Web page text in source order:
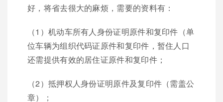
好，将省去很大的麻烦，需要的资料有：
（1）机动车所有人身份证明原件和复印件（单
位车辆为组织代码证原件和复印件，暂住人口
还需提供有效的居住证原件和复印件；
（2）抵押权人身份证明原件及复印件（需盖公
章）；